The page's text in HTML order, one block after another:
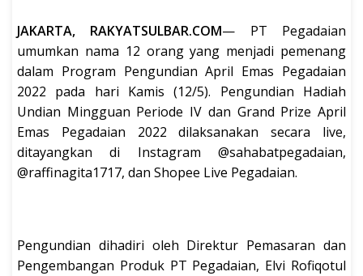
JAKARTA, RAKYATSULBAR.COM— PT Pegadaian
umumkan nama 12 orang yang menjadi pemenang
dalam Program Pengundian April Emas Pegadaian
2022 pada hari Kamis (12/5). Pengundian Hadiah
Undian Mingguan Periode IV dan Grand Prize April
Emas Pegadaian 2022 dilaksanakan secara live,
ditayangkan di Instagram @sahabatpegadaian,
@raffinagita1717, dan Shopee Live Pegadaian.
Pengundian dihadiri oleh Direktur Pemasaran dan
Pengembangan Produk PT Pegadaian, Elvi Rofiqotul